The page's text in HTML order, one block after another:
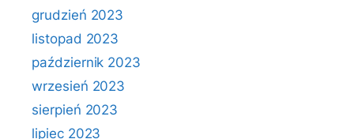
grudzień 2023
listopad 2023
październik 2023
wrzesień 2023
sierpień 2023
lipiec 2023